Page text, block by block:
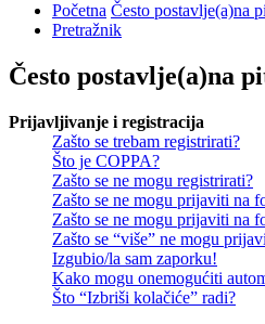
Početna Često postavlje(a)na
Pretražnik
Često postavlje(a)na
Prijavljivanje i registracija
Zašto se trebam registrirati?
Što je COPPA?
Zašto se ne mogu registrirati?
Zašto se ne mogu prijaviti na
Zašto se ne mogu prijaviti na
Zašto se “više” ne mogu
Izgubio/la sam zaporku!
Kako mogu onemogućiti
Što “Izbriši kolačiće” radi?